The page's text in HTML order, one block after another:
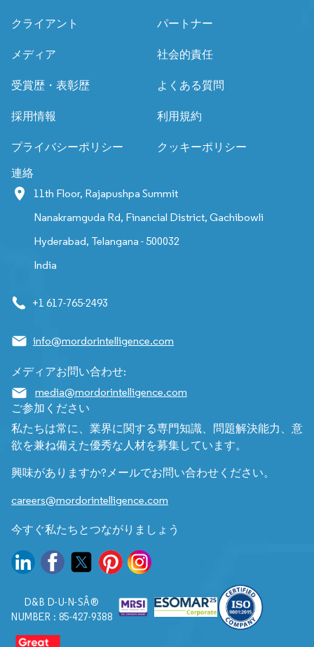
クライアント パートナー
メディア 社会的責任
受賞歴・表彰歴 よくある質問
採用情報 利用規約
プライバシーポリシー クッキーポリシー
連絡
11th Floor, Rajapushpa Summit
Nanakramguda Rd, Financial District, Gachibowli
Hyderabad, Telangana - 500032
India
+1 617-765-2493
info@mordorintelligence.com
メディアお問い合わせ:
media@mordorintelligence.com
ご参加ください
私たちは常に、業界に関する専門知識、問題解決能力、意
欲を兼ね備えた優秀な人材を募集しています。
興味がありますか?メールでお問い合わせください。
careers@mordorintelligence.com
今すぐ私たちとつながりましょう
D&B D-U-N-SÂ®
NUMBER : 85-427-9388